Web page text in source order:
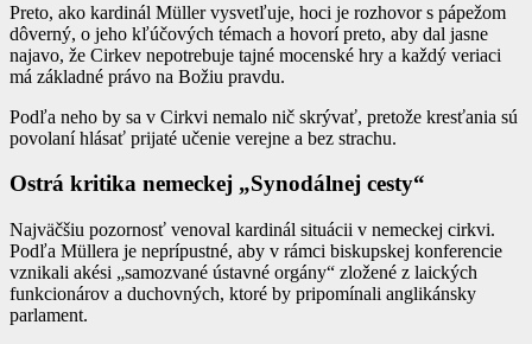
Preto, ako kardinál Müller vysvetľuje, hoci je rozhovor s pápežom
dôverný, o jeho kľúčových témach a hovorí preto, aby dal jasne
najavo, že Cirkev nepotrebuje tajné mocenské hry a každý veriaci
má základné právo na Božiu pravdu.
Podľa neho by sa v Cirkvi nemalo nič skrývať, pretože kresťania sú
povolaní hlásať prijaté učenie verejne a bez strachu.
Ostrá kritika nemeckej „Synodálnej cesty“
Najväčšiu pozornosť venoval kardinál situácii v nemeckej cirkvi.
Podľa Müllera je neprípustné, aby v rámci biskupskej konferencie
vznikali akési „samozvané ústavné orgány“ zložené z laických
funkcionárov a duchovných, ktoré by pripomínali anglikánsky
parlament.